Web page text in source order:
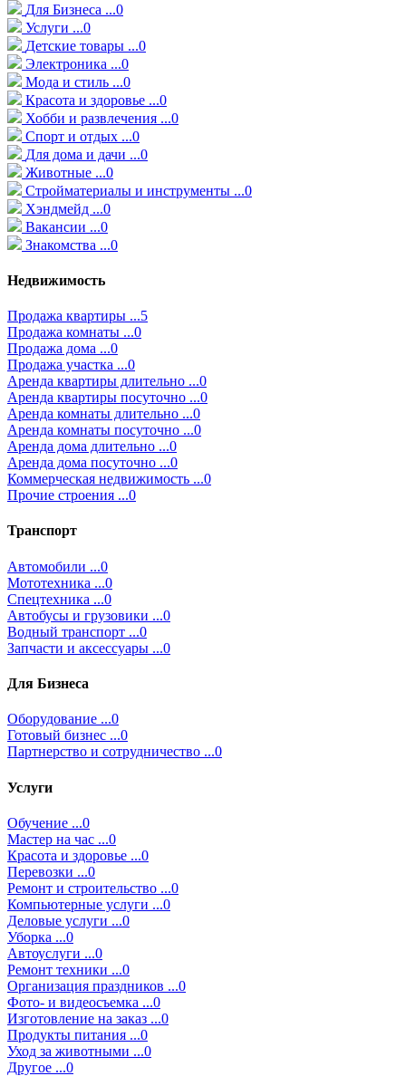
Для Бизнеса ...0
Услуги ...0
Детские товары ...0
Электроника ...0
Мода и стиль ...0
Красота и здоровье ...0
Хобби и развлечения ...0
Спорт и отдых ...0
Для дома и дачи ...0
Животные ...0
Стройматериалы и инструменты ...0
Хэндмейд ...0
Вакансии ...0
Знакомства ...0
Недвижимость
Продажа квартиры ...5
Продажа комнаты ...0
Продажа дома ...0
Продажа участка ...0
Аренда квартиры длительно ...0
Аренда квартиры посуточно ...0
Аренда комнаты длительно ...0
Аренда комнаты посуточно ...0
Аренда дома длительно ...0
Аренда дома посуточно ...0
Коммерческая недвижимость ...0
Прочие строения ...0
Транспорт
Автомобили ...0
Мототехника ...0
Спецтехника ...0
Автобусы и грузовики ...0
Водный транспорт ...0
Запчасти и аксессуары ...0
Для Бизнеса
Оборудование ...0
Готовый бизнес ...0
Партнерство и сотрудничество ...0
Услуги
Обучение ...0
Мастер на час ...0
Красота и здоровье ...0
Перевозки ...0
Ремонт и строительство ...0
Компьютерные услуги ...0
Деловые услуги ...0
Уборка ...0
Автоуслуги ...0
Ремонт техники ...0
Организация праздников ...0
Фото- и видеосъемка ...0
Изготовление на заказ ...0
Продукты питания ...0
Уход за животными ...0
Другое ...0